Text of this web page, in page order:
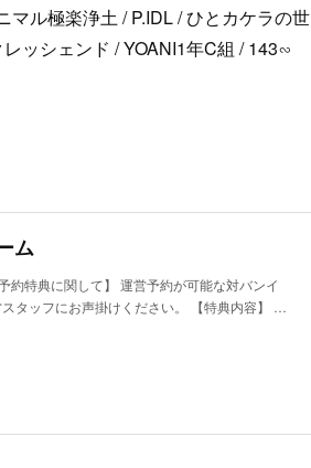
ル極楽浄土 / P.IDL / ひとカケラの世
ッシェンド / YOANI1年C組 / 143∽
ム
約特典に関して】 運営予約が可能な対バンイ
タッフにお声掛けください。 【特典内容】 …